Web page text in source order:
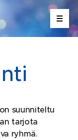
suunniteltu
tarjota
ryhmä.